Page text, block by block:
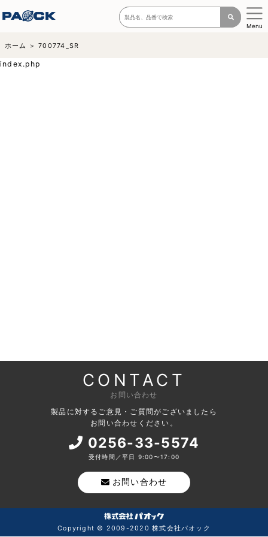
Menu
ホーム 700774_SR
index.php
CONTACT
お問い合わせ
製品に対するご意見・ご質問がございましたら
お問い合わせください。
0256-33-5574
受付時間／平日 9:00〜17:00
お問い合わせ
Copyright © 2009-2020 株式会社パオック